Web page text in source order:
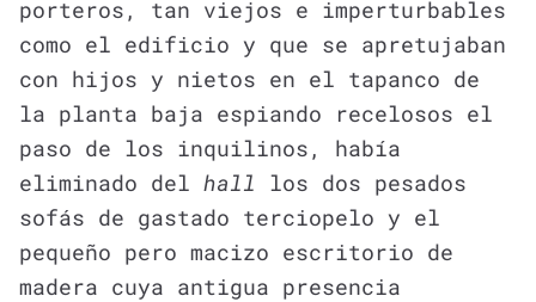
porteros, tan viejos e imperturbables
como el edificio y que se apretujaban
con hijos y nietos en el tapanco de
la planta baja espiando recelosos el
paso de los inquilinos, había
eliminado del hall los dos pesados
sofás de gastado terciopelo y el
pequeño pero macizo escritorio de
madera cuya antigua presencia